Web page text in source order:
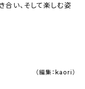
合い、そして楽しむ姿
（編集：kaori）